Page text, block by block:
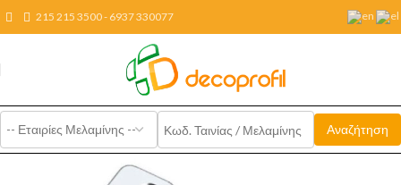
215 215 3500 - 6937 330077